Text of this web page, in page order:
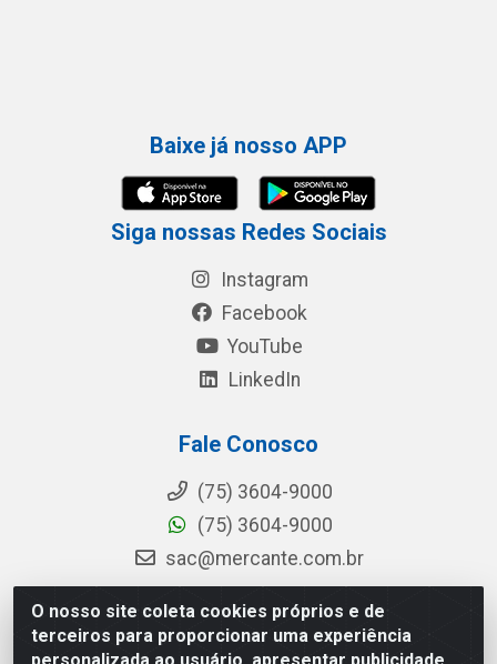
O nosso site coleta cookies próprios e de
terceiros para proporcionar uma experiência
Baixe já nosso APP
Siga nossas Redes Sociais
Instagram
Facebook
YouTube
LinkedIn
Fale Conosco
(75) 3604-9000
(75) 3604-9000
sac@mercante.com.br
Mercante Distribuidora - Rua Mercante, 699 - Aviário, Feira de